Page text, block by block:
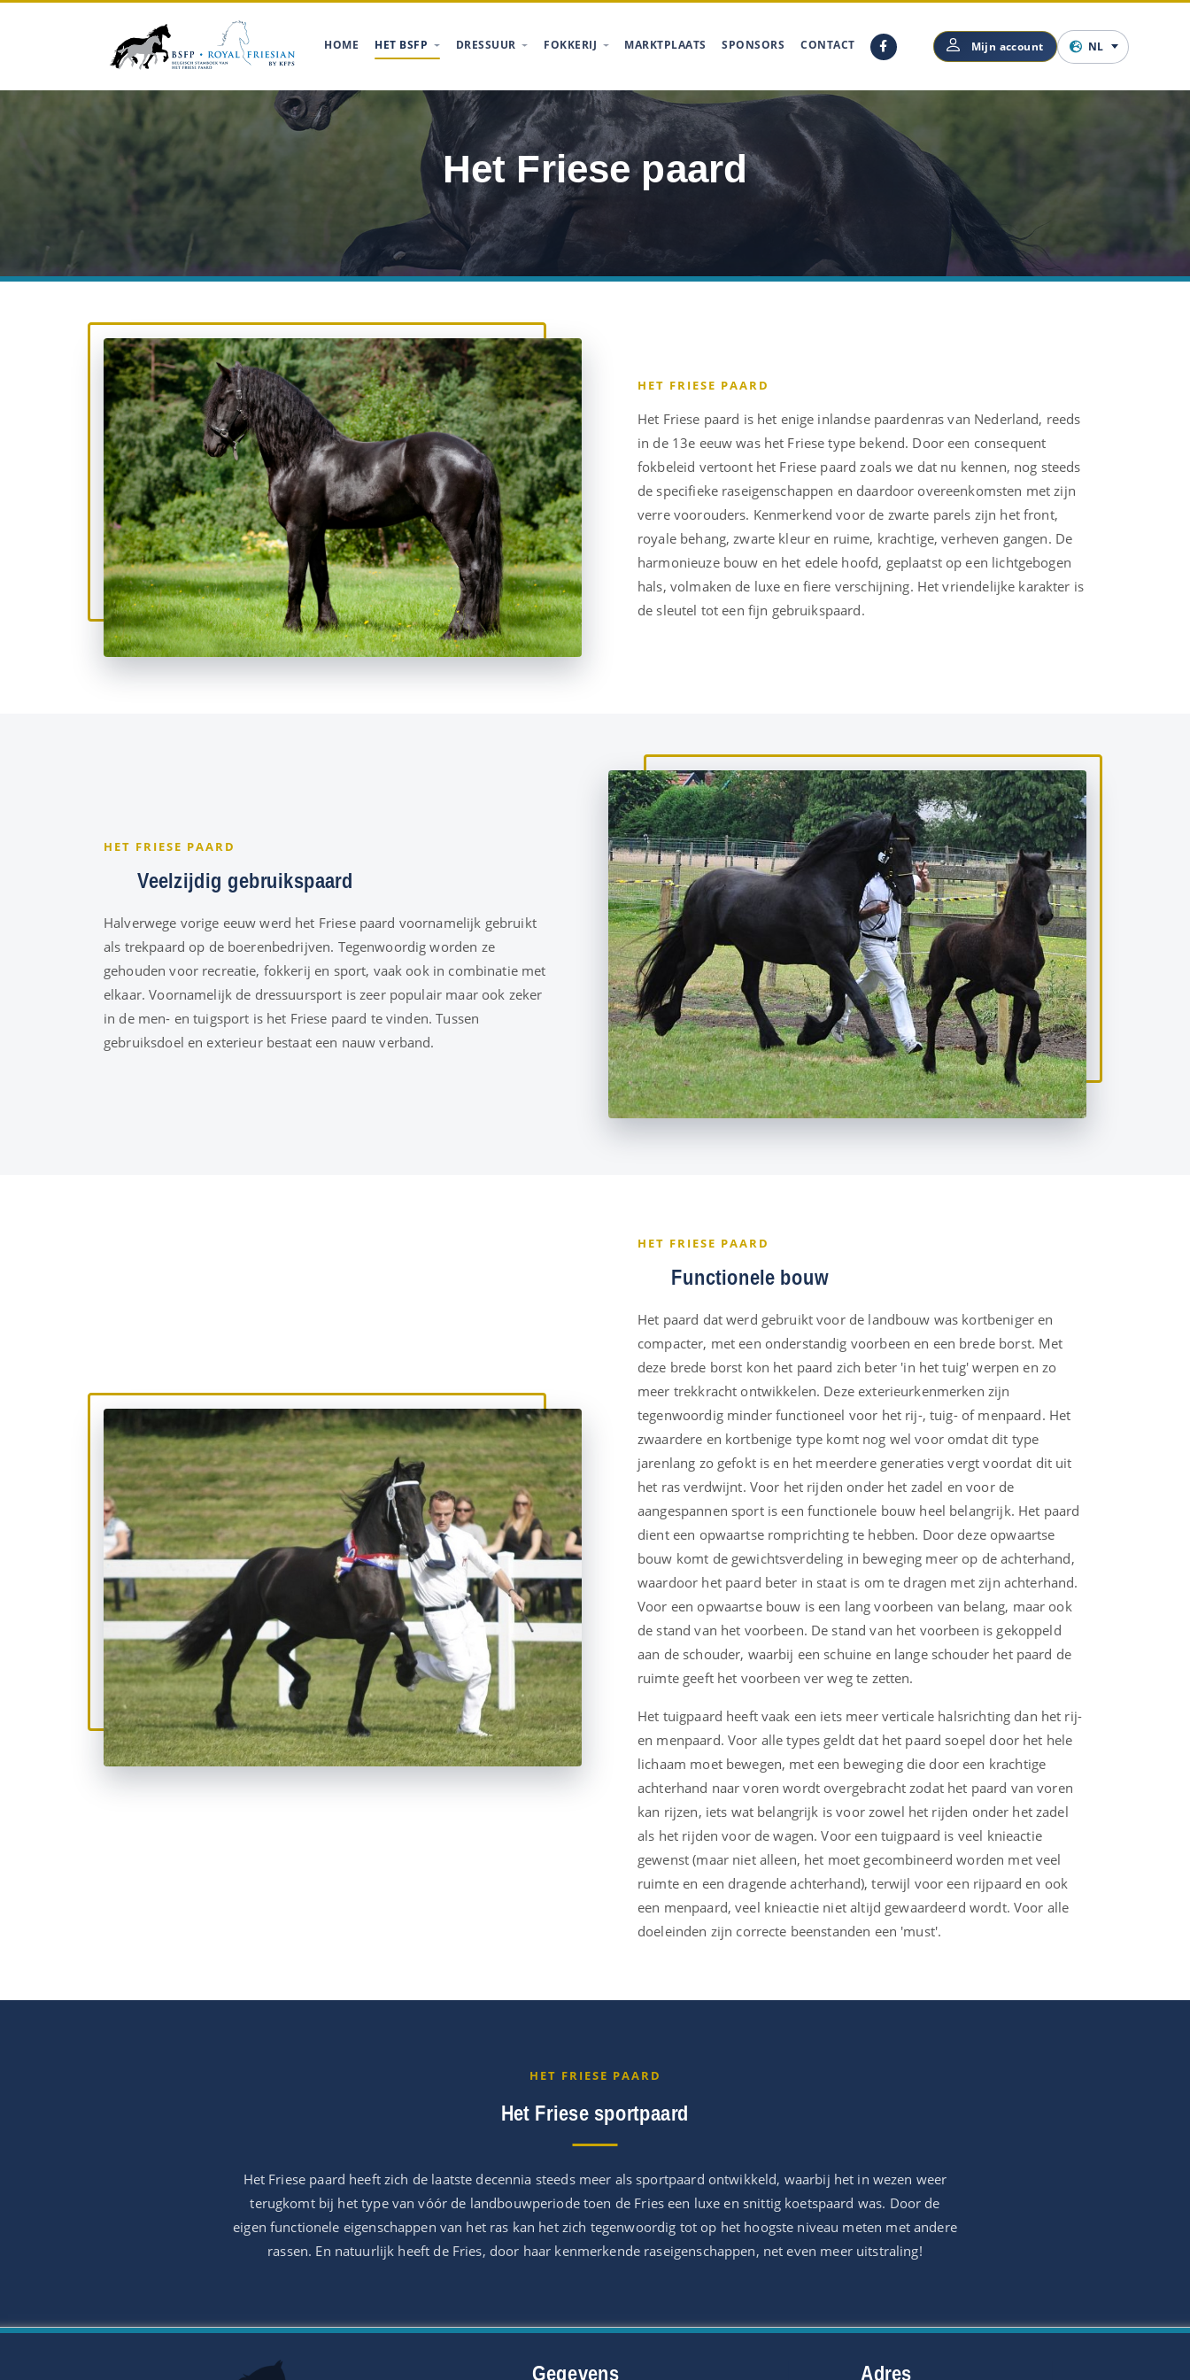
HOME HET BSFP DRESSUUR FOKKERIJ MARKTPLAATS SPONSORS CONTACT Mijn account
Het Friese paard
HET FRIESE PAARD
Het Friese paard is het enige inlandse paardenras van Nederland, reeds
in de 13e eeuw was het Friese type bekend. Door een consequent
fokbeleid vertoont het Friese paard zoals we dat nu kennen, nog steeds
de specifieke raseigenschappen en daardoor overeenkomsten met zijn
verre voorouders. Kenmerkend voor de zwarte parels zijn het front,
royale behang, zwarte kleur en ruime, krachtige, verheven gangen. De
harmonieuze bouw en het edele hoofd, geplaatst op een lichtgebogen
hals, volmaken de luxe en fiere verschijning. Het vriendelijke karakter is
de sleutel tot een fijn gebruikspaard.
HET FRIESE PAARD
Veelzijdig gebruikspaard
Halverwege vorige eeuw werd het Friese paard voornamelijk gebruikt
als trekpaard op de boerenbedrijven. Tegenwoordig worden ze
gehouden voor recreatie, fokkerij en sport, vaak ook in combinatie met
elkaar. Voornamelijk de dressuursport is zeer populair maar ook zeker
in de men- en tuigsport is het Friese paard te vinden. Tussen
gebruiksdoel en exterieur bestaat een nauw verband.
HET FRIESE PAARD
Functionele bouw
Het paard dat werd gebruikt voor de landbouw was kortbeniger en
compacter, met een onderstandig voorbeen en een brede borst. Met
deze brede borst kon het paard zich beter 'in het tuig' werpen en zo
meer trekkracht ontwikkelen. Deze exterieurkenmerken zijn
tegenwoordig minder functioneel voor het rij-, tuig- of menpaard. Het
zwaardere en kortbenige type komt nog wel voor omdat dit type
jarenlang zo gefokt is en het meerdere generaties vergt voordat dit uit
het ras verdwijnt. Voor het rijden onder het zadel en voor de
aangespannen sport is een functionele bouw heel belangrijk. Het paard
dient een opwaartse romprichting te hebben. Door deze opwaartse
bouw komt de gewichtsverdeling in beweging meer op de achterhand,
waardoor het paard beter in staat is om te dragen met zijn achterhand.
Voor een opwaartse bouw is een lang voorbeen van belang, maar ook
de stand van het voorbeen. De stand van het voorbeen is gekoppeld
aan de schouder, waarbij een schuine en lange schouder het paard de
ruimte geeft het voorbeen ver weg te zetten.
Het tuigpaard heeft vaak een iets meer verticale halsrichting dan het rij-
en menpaard. Voor alle types geldt dat het paard soepel door het hele
lichaam moet bewegen, met een beweging die door een krachtige
achterhand naar voren wordt overgebracht zodat het paard van voren
kan rijzen, iets wat belangrijk is voor zowel het rijden onder het zadel
als het rijden voor de wagen. Voor een tuigpaard is veel knieactie
gewenst (maar niet alleen, het moet gecombineerd worden met veel
ruimte en een dragende achterhand), terwijl voor een rijpaard en ook
een menpaard, veel knieactie niet altijd gewaardeerd wordt. Voor alle
doeleinden zijn correcte beenstanden een 'must'.
HET FRIESE PAARD
Het Friese sportpaard
Het Friese paard heeft zich de laatste decennia steeds meer als sportpaard ontwikkeld, waarbij het in wezen weer
terugkomt bij het type van vóór de landbouwperiode toen de Fries een luxe en snittig koetspaard was. Door de
eigen functionele eigenschappen van het ras kan het zich tegenwoordig tot op het hoogste niveau meten met andere
rassen. En natuurlijk heeft de Fries, door haar kenmerkende raseigenschappen, net even meer uitstraling!
Gegevens Adres